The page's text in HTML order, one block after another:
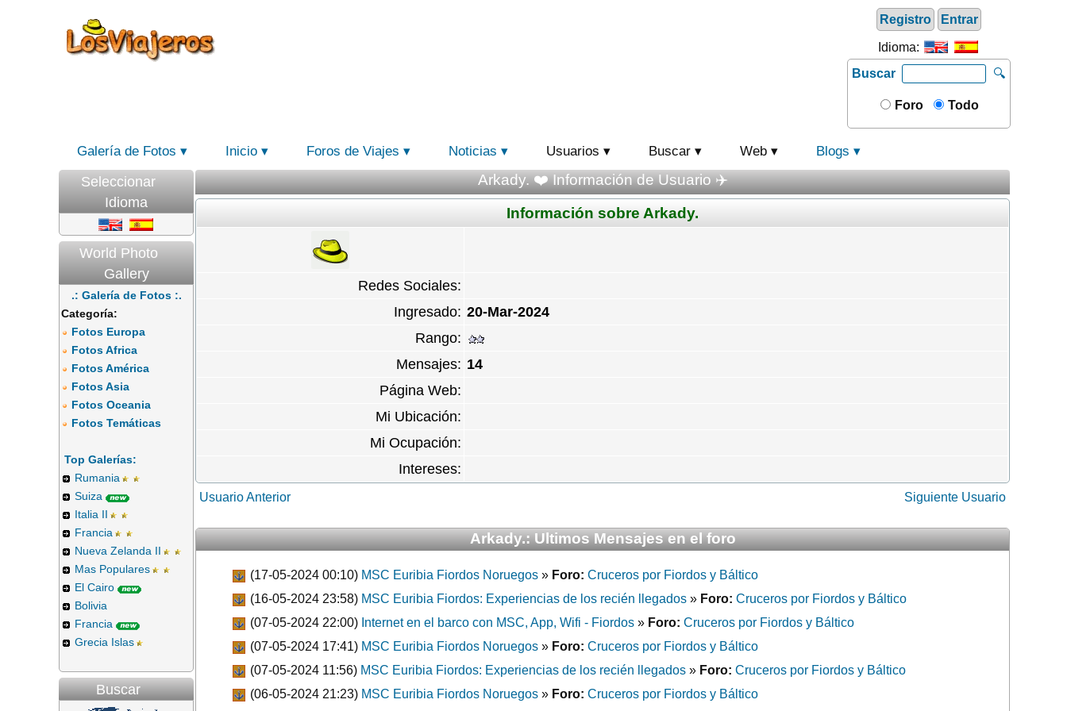
Registro Entrar
Idioma:
Buscar
🔍
Foro Todo
Galería de Fotos Inicio Foros de Viajes Noticias Usuarios Buscar Web Blogs
Seleccionar
Idioma
World Photo
Gallery
.: Galería de Fotos :.
Categoría:
Fotos Europa
Fotos Africa
Fotos América
Fotos Asia
Fotos Oceania
Fotos Temáticas
Top Galerías:
Rumania
Suiza
Italia II
Francia
Nueva Zelanda II
Mas Populares
El Cairo
Bolivia
Francia
Grecia Islas
Buscar
Arkady. ❤️ Información de Usuario ✈️
Información sobre Arkady.
Redes Sociales:
Ingresado: 20-Mar-2024
Rango:
Mensajes: 14
Página Web:
Mi Ubicación:
Mi Ocupación:
Intereses:
Usuario Anterior Siguiente Usuario
Arkady.: Ultimos Mensajes en el foro
(17-05-2024 00:10) MSC Euribia Fiordos Noruegos » Foro: Cruceros por Fiordos y Báltico
(16-05-2024 23:58) MSC Euribia Fiordos: Experiencias de los recién llegados » Foro: Cruceros por Fiordos y Báltico
(07-05-2024 22:00) Internet en el barco con MSC, App, Wifi - Fiordos » Foro: Cruceros por Fiordos y Báltico
(07-05-2024 17:41) MSC Euribia Fiordos Noruegos » Foro: Cruceros por Fiordos y Báltico
(07-05-2024 11:56) MSC Euribia Fiordos: Experiencias de los recién llegados » Foro: Cruceros por Fiordos y Báltico
(06-05-2024 21:23) MSC Euribia Fiordos Noruegos » Foro: Cruceros por Fiordos y Báltico